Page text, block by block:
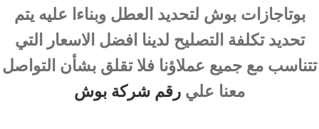
بوتاجازات بوش لتحديد العطل وبناءا عليه يتم
تحديد تكلفة التصليح لدينا افضل الاسعار التي
تتناسب مع جميع عملاؤنا فلا تقلق بشأن التواصل
معنا علي رقم شركة بوش